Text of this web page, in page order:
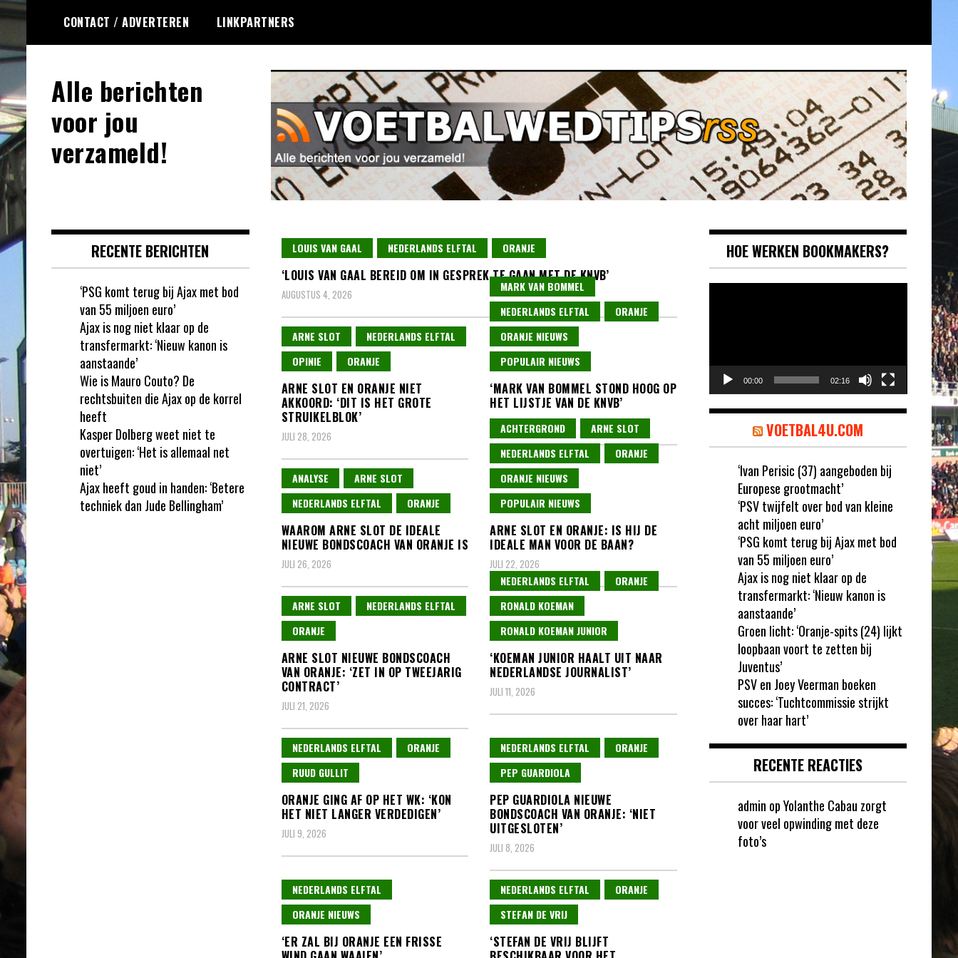
Ga
naar
de
inhoud
CONTACT / ADVERTEREN LINKPARTNERS
Alle berichten
voor jou
verzameld!
LOUIS VAN GAAL NEDERLANDS ELFTAL ORANJE
‘LOUIS VAN GAAL BEREID OM IN GESPREK TE GAAN MET DE KNVB’
AUGUSTUS 4, 2026
ARNE SLOT
NEDERLANDS ELFTAL
OPINIE
ORANJE
ARNE SLOT EN ORANJE NIET
AKKOORD: ‘DIT IS HET GROTE
STRUIKELBLOK’
JULI 28, 2026
MARK VAN BOMMEL
NEDERLANDS ELFTAL
ORANJE
ORANJE NIEUWS
POPULAIR NIEUWS
‘MARK VAN BOMMEL STOND HOOG OP
HET LIJSTJE VAN DE KNVB’
JULI 26, 2026
ANALYSE
ARNE SLOT
NEDERLANDS ELFTAL
ORANJE
WAAROM ARNE SLOT DE IDEALE
NIEUWE BONDSCOACH VAN ORANJE IS
JULI 26, 2026
ACHTERGROND
ARNE SLOT
NEDERLANDS ELFTAL
ORANJE
ORANJE NIEUWS
POPULAIR NIEUWS
ARNE SLOT EN ORANJE: IS HIJ DE
IDEALE MAN VOOR DE BAAN?
JULI 22, 2026
ARNE SLOT
NEDERLANDS ELFTAL
ORANJE
ARNE SLOT NIEUWE BONDSCOACH
VAN ORANJE: ‘ZET IN OP TWEEJARIG
CONTRACT’
JULI 21, 2026
NEDERLANDS ELFTAL
ORANJE
RONALD KOEMAN
RONALD KOEMAN JUNIOR
‘KOEMAN JUNIOR HAALT UIT NAAR
NEDERLANDSE JOURNALIST’
JULI 11, 2026
NEDERLANDS ELFTAL
ORANJE
RUUD GULLIT
ORANJE GING AF OP HET WK: ‘KON
HET NIET LANGER VERDEDIGEN’
JULI 9, 2026
NEDERLANDS ELFTAL
ORANJE
PEP GUARDIOLA
PEP GUARDIOLA NIEUWE
BONDSCOACH VAN ORANJE: ‘NIET
UITGESLOTEN’
JULI 8, 2026
NEDERLANDS ELFTAL
ORANJE NIEUWS
‘ER ZAL BIJ ORANJE EEN FRISSE
NEDERLANDS ELFTAL
ORANJE
STEFAN DE VRIJ
‘STEFAN DE VRIJ BLIJFT
RECENTE BERICHTEN
‘PSG komt terug bij Ajax met bod
van 55 miljoen euro’
Ajax is nog niet klaar op de
transfermarkt: ‘Nieuw kanon is
aanstaande’
Wie is Mauro Couto? De
rechtsbuiten die Ajax op de korrel
heeft
Kasper Dolberg weet niet te
overtuigen: ‘Het is allemaal net
niet’
Ajax heeft goud in handen: ‘Betere
techniek dan Jude Bellingham’
HOE WERKEN BOOKMAKERS?
00:00 02:16
VOETBAL4U.COM
‘Ivan Perisic (37) aangeboden bij
Europese grootmacht’
‘PSV twijfelt over bod van kleine
acht miljoen euro’
‘PSG komt terug bij Ajax met bod
van 55 miljoen euro’
Ajax is nog niet klaar op de
transfermarkt: ‘Nieuw kanon is
aanstaande’
Groen licht: ‘Oranje-spits (24) lijkt
loopbaan voort te zetten bij
Juventus’
PSV en Joey Veerman boeken
succes: ‘Tuchtcommissie strijkt
over haar hart’
RECENTE REACTIES
admin opYolanthe Cabau zorgt
voor veel opwinding met deze
foto’s